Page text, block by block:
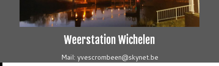
Weerstation Wichelen
Mail: yvescrombeen@skynet.be